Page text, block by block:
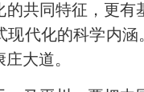
共同特征，更
现代化的科学内
大道。